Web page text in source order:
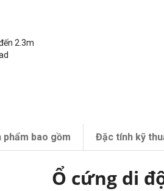
2.3m
phẩm bao gồm Đặc tính kỹ
Ổ cứng di